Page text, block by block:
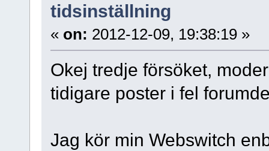
tidsinställning
« on: 2012-12-09, 19:38:19 »
Okej tredje försöket,
tidigare poster i fel
Jag kör min Webswitch